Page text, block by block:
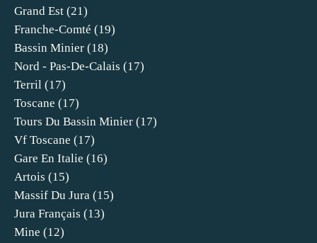
Grand Est (21)
Franche-Comté (19)
Bassin Minier (18)
Nord - Pas-De-Calais (17)
Terril (17)
Toscane (17)
Tours Du Bassin Minier (17)
Vf Toscane (17)
Gare En Italie (16)
Artois (15)
Massif Du Jura (15)
Jura Français (13)
Mine (12)